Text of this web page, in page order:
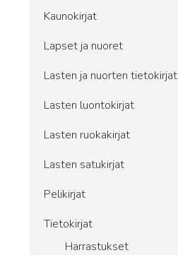
Kaunokirjat
Lapset ja nuoret
Lasten ja nuorten tietokirjat
Lasten luontokirjat
Lasten ruokakirjat
Lasten satukirjat
Pelikirjat
Tietokirjat
Harrastukset